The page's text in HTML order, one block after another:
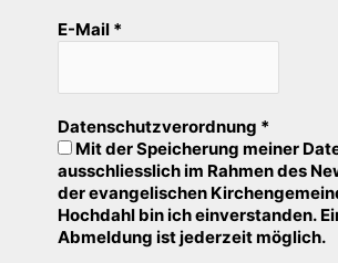
E-Mail *
Datenschutzverordnung *
Mit der Speicherung meiner
ausschliesslich im Rahmen des
der evangelischen
Hochdahl bin ich einverstanden.
Abmeldung ist jederzeit möglich.